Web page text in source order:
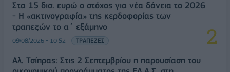
Στα 15 δισ. ευρώ ο στόχος για νέα δάνεια το 2026
- Η «ακτινογραφία» της κερδοφορίας των
τραπεζών το α΄ εξάμηνο
09/08/2026 - 10:52 ΤΡΑΠΕΖΕΣ
Αλ. Τσίπρας: Στις 2 Σεπτεμβρίου η παρουσίαση του